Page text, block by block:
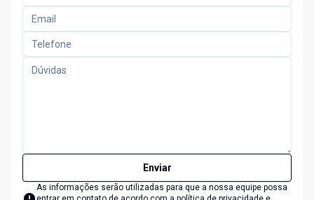
Enviar
As informações serão utilizadas para que a nossa equipe possa